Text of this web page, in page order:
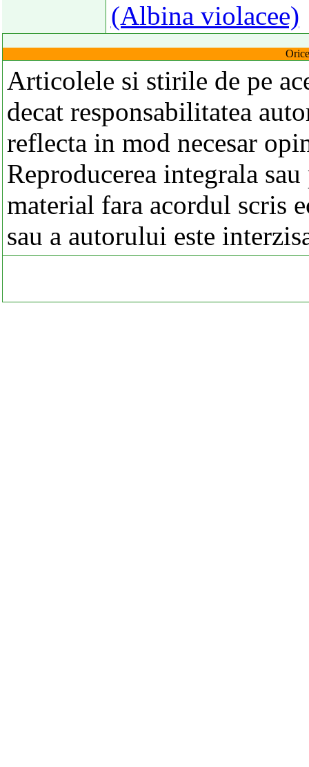
(Albina violacee)
Articolele si stirile de pe
decat responsabilitatea
reflecta in mod necesar
Reproducerea integrala
material fara acordul scris
sau a autorului este